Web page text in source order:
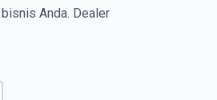
Anda. Dealer